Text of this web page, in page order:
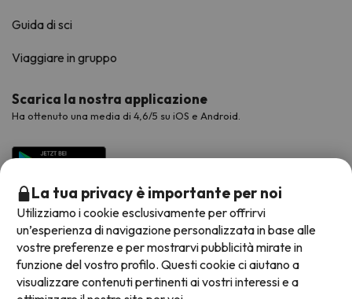
Guida di sci
Viaggiare in gruppo
Scarica la nostra applicazione
Ha ottenuto una media di 4,6/5 su iOS e Android.
Metodi di pagamento disponibili
La tua privacy è importante per noi
Utilizziamo i cookie esclusivamente per offrirvi
un’esperienza di navigazione personalizzata in base alle
vostre preferenze e per mostrarvi pubblicità mirate in
funzione del vostro profilo. Questi cookie ci aiutano a
visualizzare contenuti pertinenti ai vostri interessi e a